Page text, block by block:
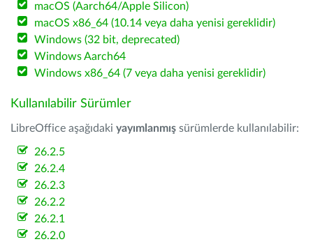
macOS (Aarch64/Apple Silicon)
macOS x86_64 (10.14 veya daha yenisi gereklidir)
Windows (32 bit, deprecated)
Windows Aarch64
Windows x86_64 (7 veya daha yenisi gereklidir)
Kullanılabilir Sürümler
LibreOffice aşağıdaki yayımlanmış sürümlerde kullanılabilir:
26.2.5
26.2.4
26.2.3
26.2.2
26.2.1
26.2.0